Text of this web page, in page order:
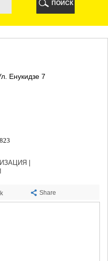
ПОИСК
Енукидзе 7
|
Share